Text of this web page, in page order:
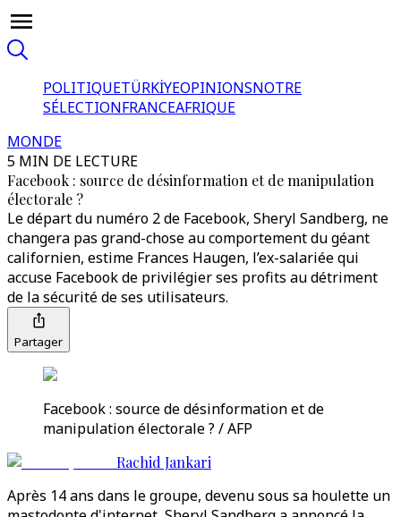
POLITIQUETÜRKİYEOPINIONSNOTRE
SÉLECTIONFRANCEAFRIQUE
MONDE
5 MIN DE LECTURE
Facebook : source de désinformation et de manipulation
électorale ?
Le départ du numéro 2 de Facebook, Sheryl Sandberg, ne
changera pas grand-chose au comportement du géant
californien, estime Frances Haugen, l’ex-salariée qui
accuse Facebook de privilégier ses profits au détriment
de la sécurité de ses utilisateurs.
Partager
Facebook : source de désinformation et de
manipulation électorale ? / AFP
Rachid Jankari
Après 14 ans dans le groupe, devenu sous sa houlette un